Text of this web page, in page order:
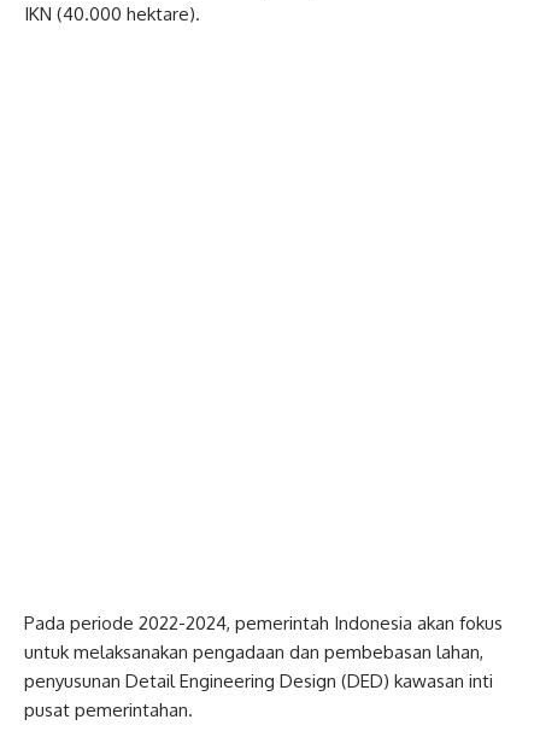
IKN (40.000 hektare).
Pada periode 2022-2024, pemerintah Indonesia akan fokus
untuk melaksanakan pengadaan dan pembebasan lahan,
penyusunan Detail Engineering Design (DED) kawasan inti
pusat pemerintahan.